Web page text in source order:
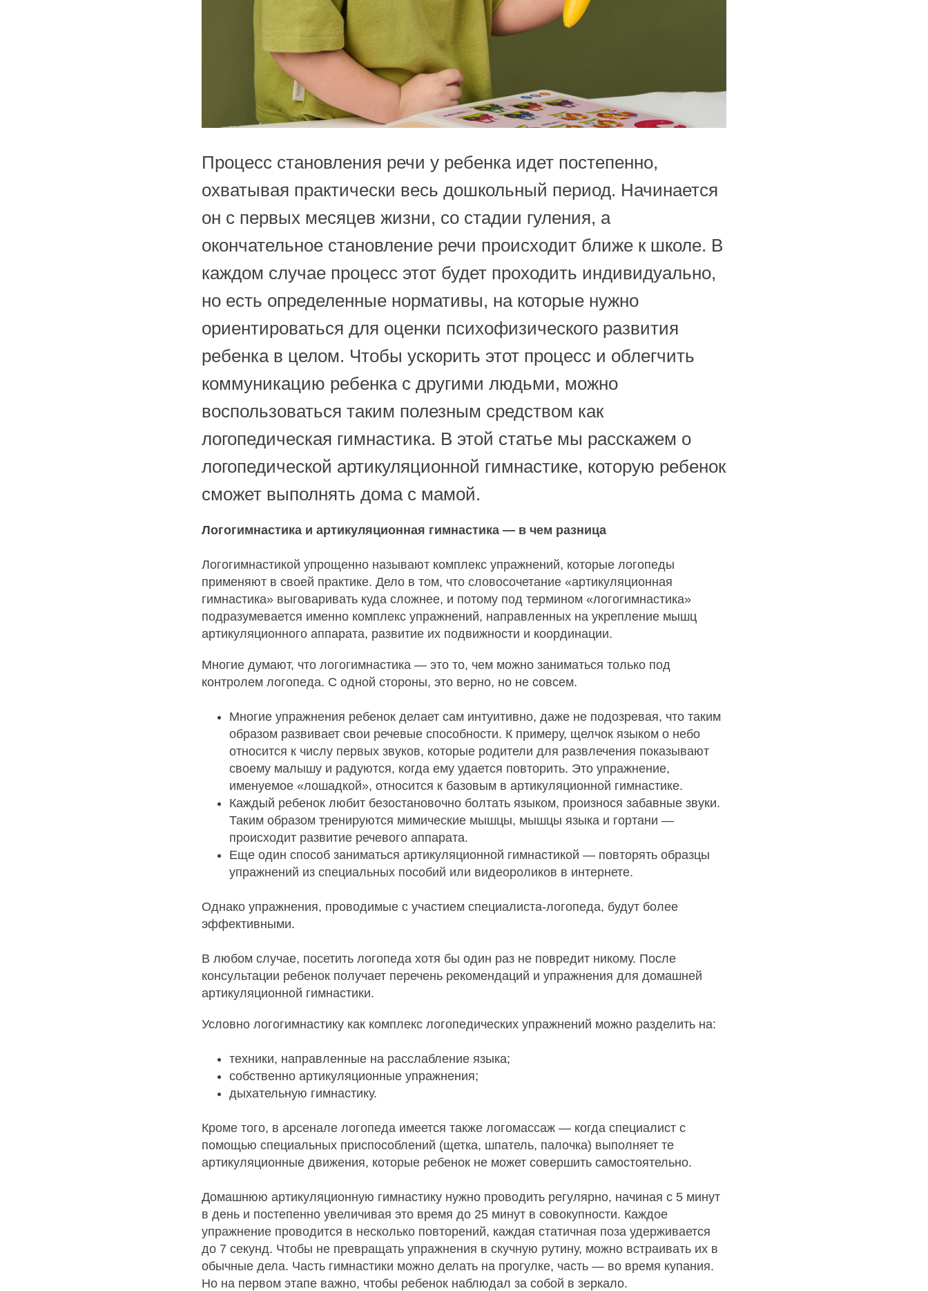
Процесс становления речи у ребенка идет постепенно,
охватывая практически весь дошкольный период. Начинается
он с первых месяцев жизни, со стадии гуления, а
окончательное становление речи происходит ближе к школе. В
каждом случае процесс этот будет проходить индивидуально,
но есть определенные нормативы, на которые нужно
ориентироваться для оценки психофизического развития
ребенка в целом. Чтобы ускорить этот процесс и облегчить
коммуникацию ребенка с другими людьми, можно
воспользоваться таким полезным средством как
логопедическая гимнастика. В этой статье мы расскажем о
логопедической артикуляционной гимнастике, которую ребенок
сможет выполнять дома с мамой.
Логогимнастика и артикуляционная гимнастика — в чем разница
Логогимнастикой упрощенно называют комплекс упражнений, которые логопеды
применяют в своей практике. Дело в том, что словосочетание «артикуляционная
гимнастика» выговаривать куда сложнее, и потому под термином «логогимнастика»
подразумевается именно комплекс упражнений, направленных на укрепление мышц
артикуляционного аппарата, развитие их подвижности и координации.
Многие думают, что логогимнастика — это то, чем можно заниматься только под
контролем логопеда. С одной стороны, это верно, но не совсем.
Многие упражнения ребенок делает сам интуитивно, даже не подозревая, что таким
образом развивает свои речевые способности. К примеру, щелчок языком о небо
относится к числу первых звуков, которые родители для развлечения показывают
своему малышу и радуются, когда ему удается повторить. Это упражнение,
именуемое «лошадкой», относится к базовым в артикуляционной гимнастике.
Каждый ребенок любит безостановочно болтать языком, произнося забавные звуки.
Таким образом тренируются мимические мышцы, мышцы языка и гортани —
происходит развитие речевого аппарата.
Еще один способ заниматься артикуляционной гимнастикой — повторять образцы
упражнений из специальных пособий или видеороликов в интернете.
Однако упражнения, проводимые с участием специалиста-логопеда, будут более
эффективными.
В любом случае, посетить логопеда хотя бы один раз не повредит никому. После
консультации ребенок получает перечень рекомендаций и упражнения для домашней
артикуляционной гимнастики.
Условно логогимнастику как комплекс логопедических упражнений можно разделить на:
техники, направленные на расслабление языка;
собственно артикуляционные упражнения;
дыхательную гимнастику.
Кроме того, в арсенале логопеда имеется также логомассаж — когда специалист с
помощью специальных приспособлений (щетка, шпатель, палочка) выполняет те
артикуляционные движения, которые ребенок не может совершить самостоятельно.
Домашнюю артикуляционную гимнастику нужно проводить регулярно, начиная с 5 минут
в день и постепенно увеличивая это время до 25 минут в совокупности. Каждое
упражнение проводится в несколько повторений, каждая статичная поза удерживается
до 7 секунд. Чтобы не превращать упражнения в скучную рутину, можно встраивать их в
обычные дела. Часть гимнастики можно делать на прогулке, часть — во время купания.
Но на первом этапе важно, чтобы ребенок наблюдал за собой в зеркало.
Оплатите сегодня 25% стоимости покупки картой любого банка,
остальное — тремя платежами раз в две недели.
Оплата
сегодня
Через
2 недели
Без комиссий и переплат Как обычная оплата картой